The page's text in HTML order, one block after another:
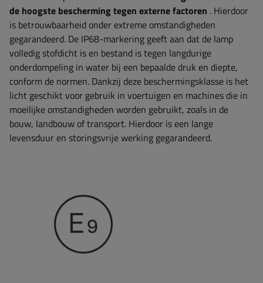
de hoogste bescherming tegen externe factoren . Hierdoor
is betrouwbaarheid onder extreme omstandigheden
gegarandeerd. De IP68-markering geeft aan dat de lamp
volledig stofdicht is en bestand is tegen langdurige
onderdompeling in water bij een bepaalde druk en diepte,
conform de normen. Dankzij deze beschermingsklasse is het
licht geschikt voor gebruik in voertuigen en machines die in
moeilijke omstandigheden worden gebruikt, zoals in de
bouw, landbouw of transport. Hierdoor is een lange
levensduur en storingsvrije werking gegarandeerd.